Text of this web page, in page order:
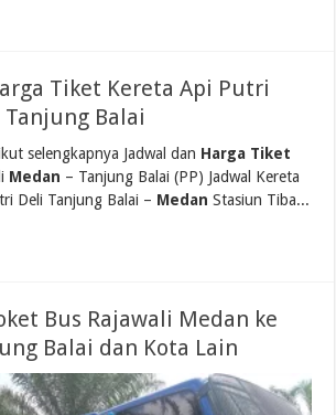
Tiket Kereta Api Putri
Balai
selengkapnya Jadwal dan Harga Tiket
Medan – Tanjung Balai (PP) Jadwal Kereta
Deli Tanjung Balai – Medan Stasiun Tiba...
Bus Rajawali Medan ke
Balai dan Kota Lain